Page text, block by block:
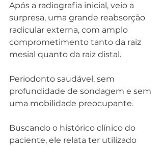
Após a radiografia inicial, veio a
surpresa, uma grande reabsorção
radicular externa, com amplo
comprometimento tanto da raiz
mesial quanto da raiz distal.
Periodonto saudável, sem
profundidade de sondagem e sem
uma mobilidade preocupante.
Buscando o histórico clínico do
paciente, ele relata ter utilizado